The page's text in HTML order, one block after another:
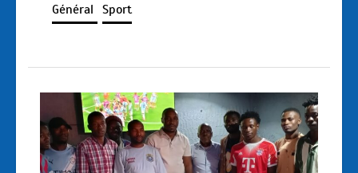
Général Sport